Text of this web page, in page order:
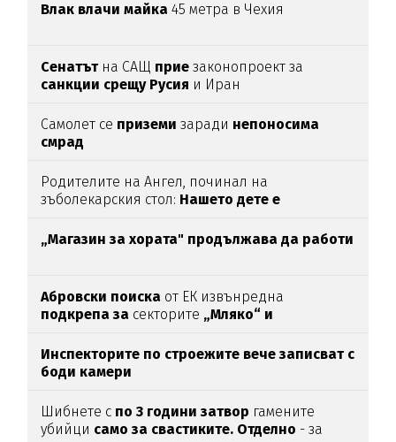
Влак влачи майка 45 метра в Чехия
Сенатътна САЩ прие законопроект за
санкции срещу Русия и Иран
Самолет се приземи заради непоносима
смрад
Родителите на Ангел, починал на
зъболекарския стол: Нашето дете е
антидотътнаупойката
„Магазин за хората" продължава да работи
Абровски поиска от ЕК извънредна
подкрепа за секторите „Мляко“ и
Инспекторите по строежите вече записват с
боди камери
Шибнете с по 3 години затвор гамените
убийци само за свастиките. Отделно - за